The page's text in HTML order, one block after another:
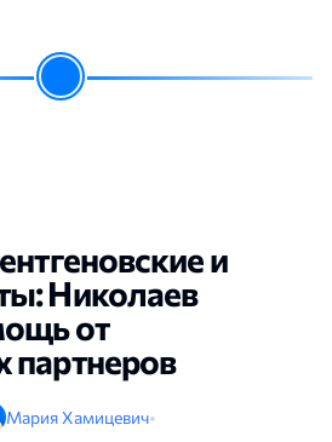
и
Николаев
от
партнеров
Мария Хамицевич•